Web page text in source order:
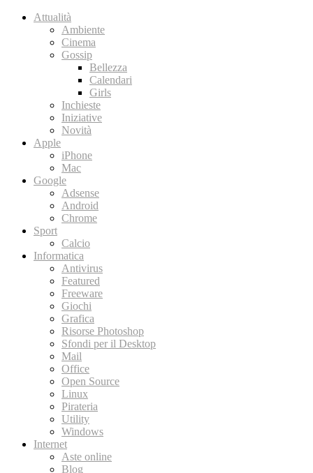
Attualità
Ambiente
Cinema
Gossip
Bellezza
Calendari
Girls
Inchieste
Iniziative
Novità
Apple
iPhone
Mac
Google
Adsense
Android
Chrome
Sport
Calcio
Informatica
Antivirus
Featured
Freeware
Giochi
Grafica
Risorse Photoshop
Sfondi per il Desktop
Mail
Office
Open Source
Linux
Pirateria
Utility
Windows
Internet
Aste online
Blog